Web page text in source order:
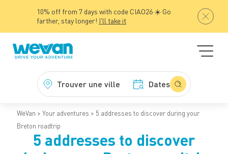
10% off from 7 days with code CIAO26 ☀️ Go
farther, stay longer! I'll take it
Trouver une ville Dates
WeVan Your adventures
5 addresses to discover during your
Breton roadtrip
5 addresses to discover